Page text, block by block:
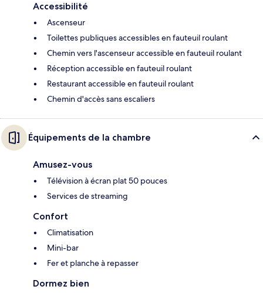
Accessibilité
Ascenseur
Toilettes publiques accessibles en fauteuil roulant
Chemin vers l'ascenseur accessible en fauteuil roulant
Réception accessible en fauteuil roulant
Restaurant accessible en fauteuil roulant
Chemin d'accès sans escaliers
Équipements de la chambre
Amusez-vous
Télévision à écran plat 50 pouces
Services de streaming
Confort
Climatisation
Mini-bar
Fer et planche à repasser
Dormez bien